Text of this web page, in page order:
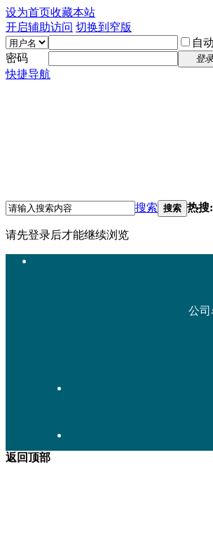
设为首页收藏本站
开启辅助访问 切换到窄版
自
密码
登录
快捷导航
搜索 搜索 热搜:
请先登录后才能继续浏览
公司
返回顶部